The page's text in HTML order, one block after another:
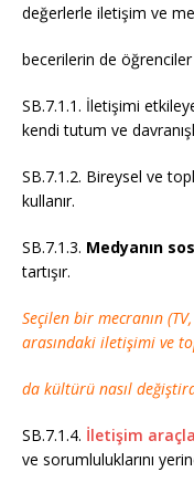
değerlerle iletişim ve
becerilerin de öğrenciler
SB.7.1.1. İletişimi
kendi tutum ve
SB.7.1.2. Bireysel ve
kullanır.
SB.7.1.3. Medyanın
tartışır.
Seçilen bir mecranın
arasındaki iletişimi ve
da kültürü nasıl
SB.7.1.4. İletişim
ve sorumluluklarını